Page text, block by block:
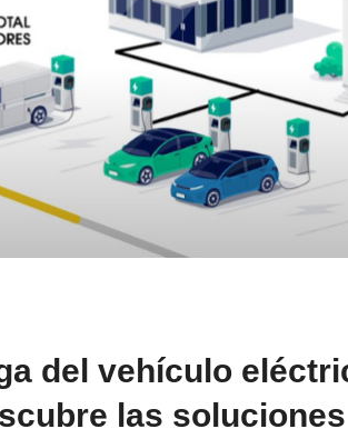
del vehículo
las soluciones